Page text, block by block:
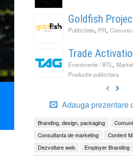
Goldfish
Publicitate, PR,
Trade
Evenimente / BTL ,
Productie publicitara
Adauga prezentare
Branding, design, packaging
Consultanta de marketing
Content
Dezvoltare web
Employer Branding